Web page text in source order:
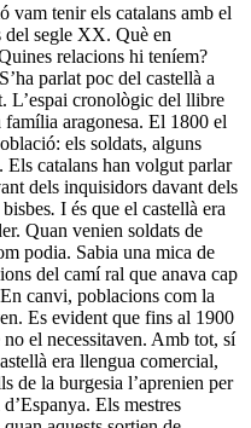
vam tenir els catalans amb el
del segle XX. Què en
relacions hi teníem?
parlat poc del castellà a
L’espai cronològic del llibre
aragonesa. El 1800 el
els soldats, alguns
Els catalans han volgut parlar
dels inquisidors davant dels
. I és que el castellà era
Quan venien soldats de
podia. Sabia una mica de
del camí ral que anava cap
canvi, poblacions com la
Es evident que fins al 1900
el necessitaven. Amb tot, sí
era llengua comercial,
de la burgesia l’aprenien per
Els mestres